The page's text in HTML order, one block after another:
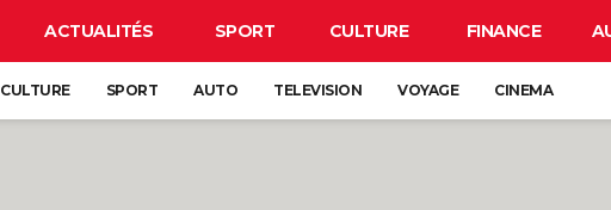
ACTUALITÉS SPORT CULTURE FINANCE
CULTURE SPORT AUTO TELEVISION VOYAGE CINEMA